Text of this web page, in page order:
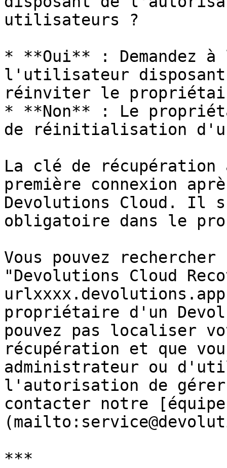
utilisateurs ?
* **Oui** : Demandez
l'utilisateur
réinviter le
* **Non** : Le
de réinitialisation
La clé de
première connexion
Devolutions Cloud. Il
obligatoire dans le
Vous pouvez
"Devolutions Cloud
propriétaire d'un
pouvez pas localiser
récupération et que
administrateur ou
l'autorisation de
contacter notre
***